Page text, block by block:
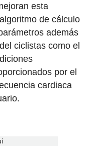
esta
de cálculo
además
ciclistas como el
por el
cardiaca